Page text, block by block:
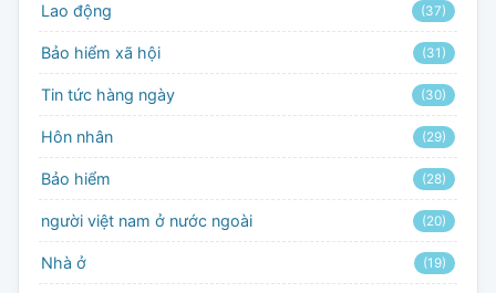
Lao động (37)
Bảo hiểm xã hội (31)
Tin tức hàng ngày (30)
Hôn nhân (29)
Bảo hiểm (28)
người việt nam ở nước ngoài (20)
Nhà ở (19)